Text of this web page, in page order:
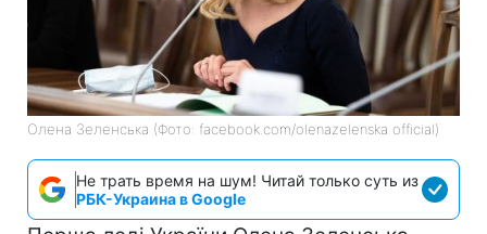
Олена Зеленська (Фото: facebook.com/olenazelenska official)
Не трать время на шум! Читай только суть из
РБК-Украина в Google